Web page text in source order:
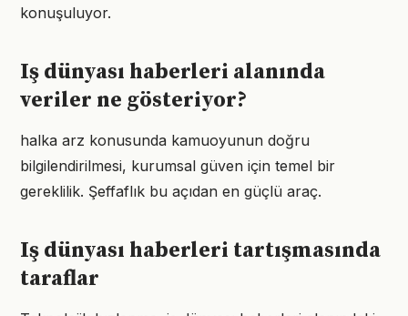
konuşuluyor.
Iş dünyası haberleri alanında
veriler ne gösteriyor?
halka arz konusunda kamuoyunun doğru
bilgilendirilmesi, kurumsal güven için temel bir
gereklilik. Şeffaflık bu açıdan en güçlü araç.
Iş dünyası haberleri tartışmasında
taraflar